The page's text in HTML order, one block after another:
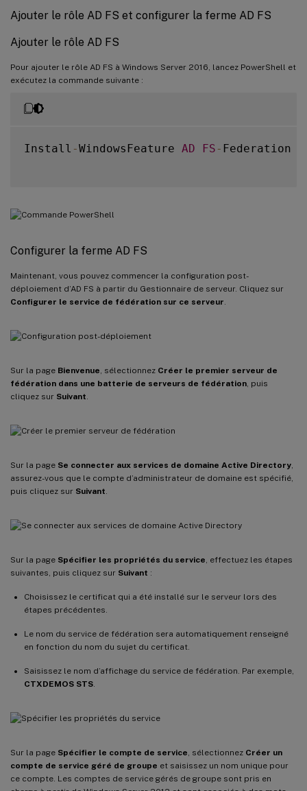
Ajouter le rôle AD FS et configurer la ferme AD FS
Ajouter le rôle AD FS
Pour ajouter le rôle AD FS à Windows Server 2016, lancez PowerShell et
exécutez la commande suivante :
Install -WindowsFeature AD FS - Federation
Configurer la ferme AD FS
Maintenant, vous pouvez commencer la configuration post-
déploiement d’AD FS à partir du Gestionnaire de serveur. Cliquez sur
Configurer le service de fédération sur ce serveur
Sur la page Bienvenue , sélectionnez Créer le premier serveur de
fédération dans une batterie de serveurs de fédération , puis
cliquez sur Suivant
Sur la page Se connecter aux services de domaine Active Directory
assurez-vous que le compte d’administrateur de domaine est spécifié,
puis cliquez sur Suivant
Sur la page Spécifier les propriétés du service , effectuez les étapes
suivantes, puis cliquez sur Suivant :
Choisissez le certificat qui a été installé sur le serveur lors des
étapes précédentes.
Le nom du service de fédération sera automatiquement renseigné
en fonction du nom du sujet du certificat.
Saisissez le nom d’affichage du service de fédération. Par exemple,
CTXDEMOS STS
Sur la page Spécifier le compte de service , sélectionnez Créer un
compte de service géré de groupe et saisissez un nom unique pour
ce compte. Les comptes de service gérés de groupe sont pris en